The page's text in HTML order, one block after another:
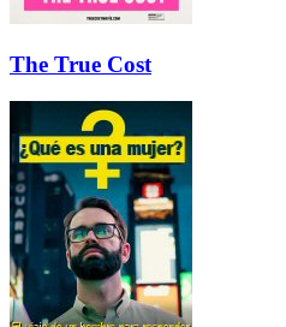
The True Cost